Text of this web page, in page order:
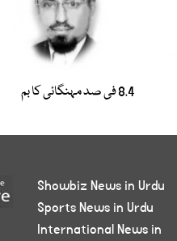
8.4 فی صد مہنگائی کا بم
Showbiz News in Urdu
Sports News in Urdu
International News in